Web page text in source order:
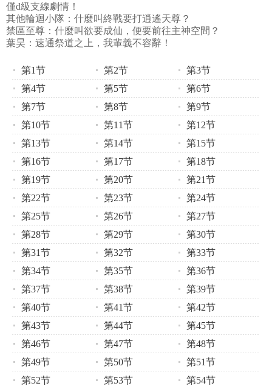
僅d級支線劇情！
其他輪迴小隊：什麼叫終戰要打逍遙天尊？
禁區至尊：什麼叫欲要成仙，便要前往主神空間？
葉昊：速通祭道之上，我輩義不容辭！
第1节 第2节
第3节
第4节
第5节
第6节
第7节
第8节
第9节
第10节
第11节
第12节
第13节
第14节
第15节
第16节
第17节
第18节
第19节
第20节
第21节
第22节
第23节
第24节
第25节
第26节
第27节
第28节
第29节
第30节
第31节
第32节
第33节
第34节
第35节
第36节
第37节
第38节
第39节
第40节
第41节
第42节
第43节
第44节
第45节
第46节
第47节
第48节
第49节
第50节
第51节
第52节
第53节
第54节